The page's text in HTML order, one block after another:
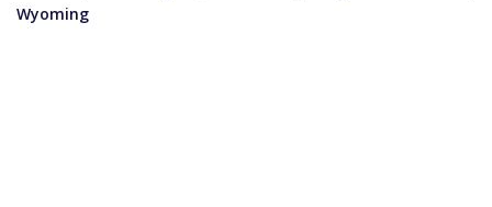
Wyoming